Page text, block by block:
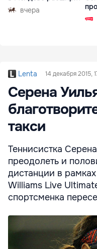
вчера
Lenta 14 декабря 2015,
Серена
такси
Теннисистка
преодолеть и
дистанции в
Williams Live
спортсменка